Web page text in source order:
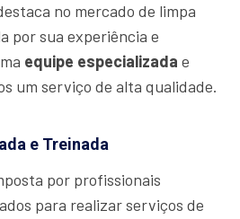
no mercado de limpa
por sua experiência e
equipe especializada e
um serviço de alta qualidade.
e Treinada
por profissionais
para realizar serviços de